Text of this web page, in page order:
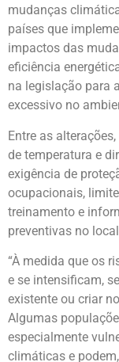
mudanças
países que
impactos das
eficiência
na legislação para
excessivo no
Entre as
de temperatura e
exigência de
ocupacionais,
treinamento e
preventivas no
“À medida que os
e se intensificam,
existente ou criar
Algumas
especialmente
climáticas e